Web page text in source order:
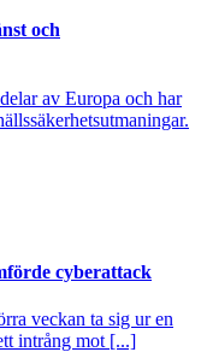
och
av Europa och har
cyberattack
veckan ta sig ur en
intrång mot [...]